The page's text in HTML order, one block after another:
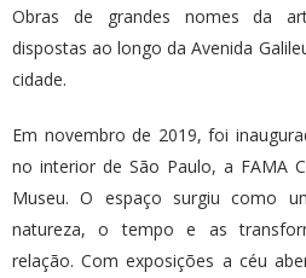
Obras de grandes nomes da
dispostas ao longo da Avenida
cidade.
Em novembro de 2019, foi
no interior de São Paulo, a FAMA
Museu. O espaço surgiu como
natureza, o tempo e as
relação. Com exposições a céu